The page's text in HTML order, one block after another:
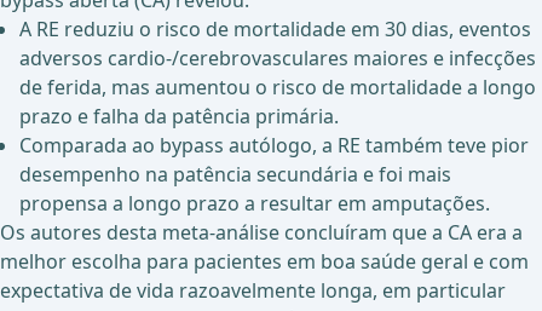
A RE reduziu o risco de mortalidade em 30 dias, eventos
adversos cardio-/cerebrovasculares maiores e infecções
de ferida, mas aumentou o risco de mortalidade a longo
prazo e falha da patência primária.
Comparada ao bypass autólogo, a RE também teve pior
desempenho na patência secundária e foi mais
propensa a longo prazo a resultar em amputações.
Os autores desta meta-análise concluíram que a CA era a
melhor escolha para pacientes em boa saúde geral e com
expectativa de vida razoavelmente longa, em particular